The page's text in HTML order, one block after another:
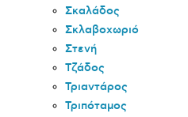
Σκαλάδος
Σκλαβοχωριό
Στενή
Τζάδος
Τριαντάρος
Τριπόταμος